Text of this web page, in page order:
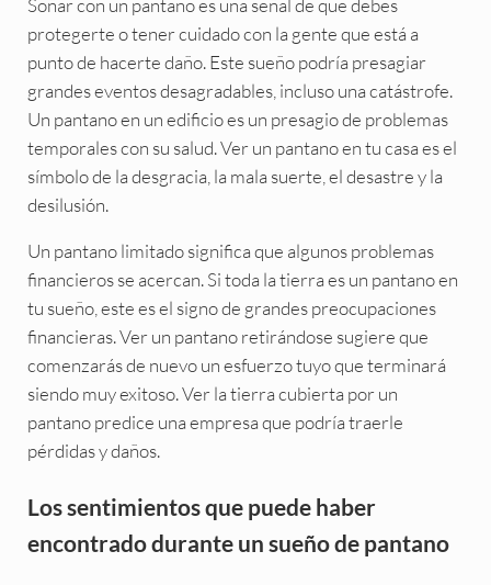
Soñar con un pantano es una señal de que debes
protegerte o tener cuidado con la gente que está a
punto de hacerte daño. Este sueño podría presagiar
grandes eventos desagradables, incluso una catástrofe.
Un pantano en un edificio es un presagio de problemas
temporales con su salud. Ver un pantano en tu casa es el
símbolo de la desgracia, la mala suerte, el desastre y la
desilusión.
Un pantano limitado significa que algunos problemas
financieros se acercan. Si toda la tierra es un pantano en
tu sueño, este es el signo de grandes preocupaciones
financieras. Ver un pantano retirándose sugiere que
comenzarás de nuevo un esfuerzo tuyo que terminará
siendo muy exitoso. Ver la tierra cubierta por un
pantano predice una empresa que podría traerle
pérdidas y daños.
Los sentimientos que puede haber
encontrado durante un sueño de pantano